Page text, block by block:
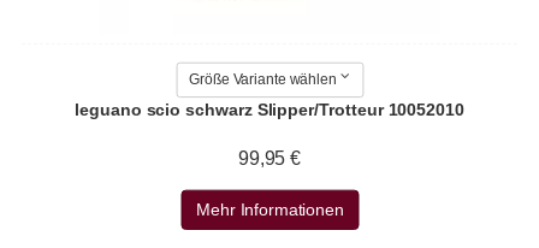
Größe Variante wählen
leguano scio schwarz Slipper/Trotteur 10052010
99,95 €
Mehr Informationen